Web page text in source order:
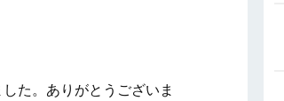
た。ありがとうございま